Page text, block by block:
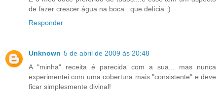
de fazer crescer água na boca...que delícia :)
Responder
Unknown 5 de abril de 2009 às 20:48
A "minha" receita é parecida com a sua... mas nunca
experimentei com uma cobertura mais "consistente" e deve
ficar simplesmente divinal!